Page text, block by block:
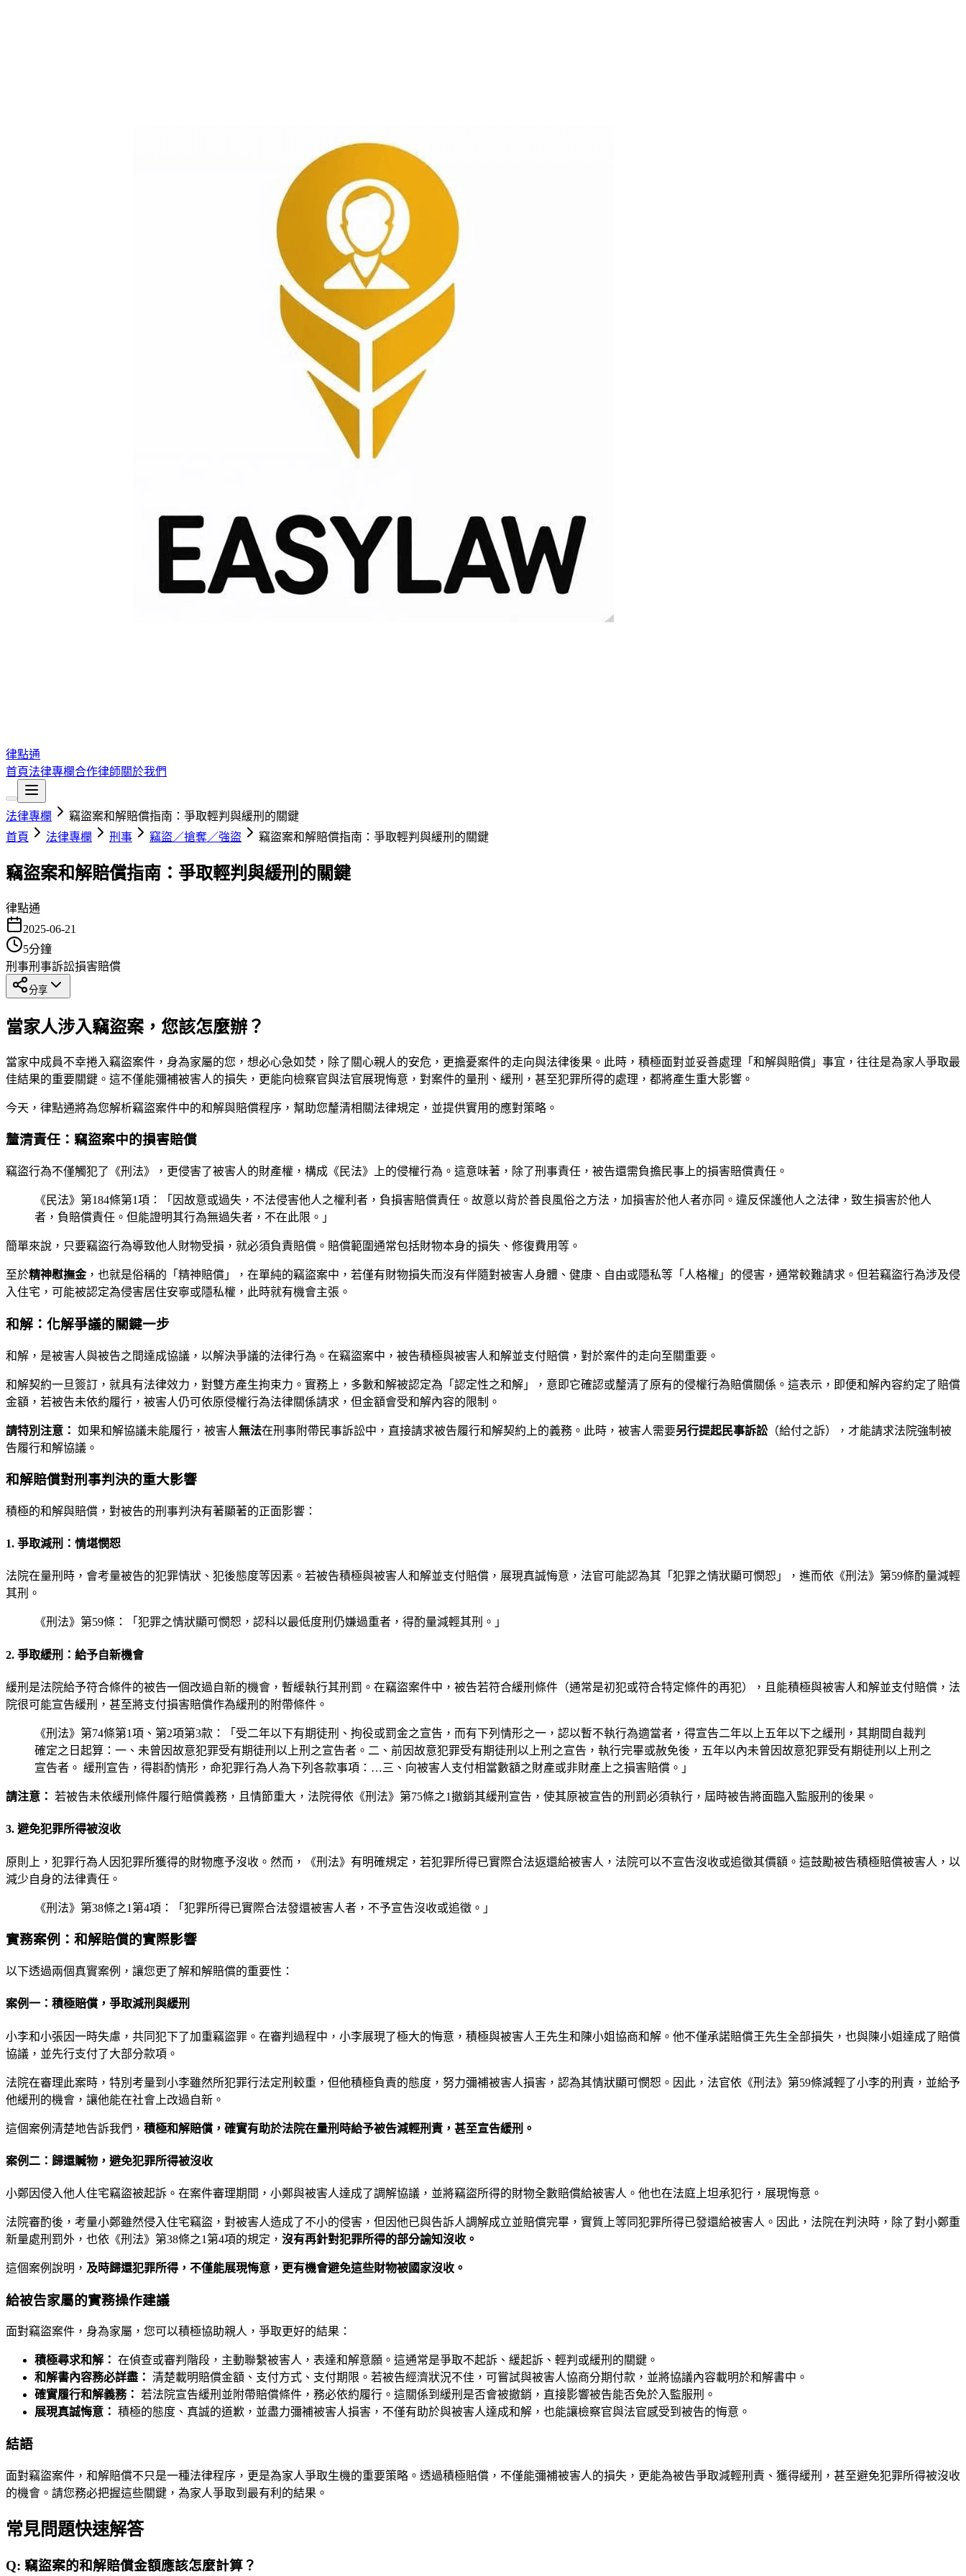
律點通
首頁法律專欄合作律師關於我們
法律專欄
竊盜案和解賠償指南：爭取輕判與緩刑的關鍵
首頁
法律專欄 刑事 竊盜／搶奪／強盜 竊盜案和解賠償指南：爭取輕判與緩刑的關鍵
竊盜案和解賠償指南：爭取輕判與緩刑的關鍵
律點通
2025-06-21
5分鐘
刑事刑事訴訟損害賠償
分享
當家人涉入竊盜案，您該怎麼辦？
當家中成員不幸捲入竊盜案件，身為家屬的您，想必心急如焚，除了關心親人的安危，更擔憂案件的走向與法律後果。此時，積極面對並妥善處理「和解與賠償」事宜，往往是為家人爭取最
佳結果的重要關鍵。這不僅能彌補被害人的損失，更能向檢察官與法官展現悔意，對案件的量刑、緩刑，甚至犯罪所得的處理，都將產生重大影響。
今天，律點通將為您解析竊盜案件中的和解與賠償程序，幫助您釐清相關法律規定，並提供實用的應對策略。
釐清責任：竊盜案中的損害賠償
竊盜行為不僅觸犯了《刑法》，更侵害了被害人的財產權，構成《民法》上的侵權行為。這意味著，除了刑事責任，被告還需負擔民事上的損害賠償責任。
《民法》第184條第1項：「因故意或過失，不法侵害他人之權利者，負損害賠償責任。故意以背於善良風俗之方法，加損害於他人者亦同。違反保護他人之法律，致生損害於他人
者，負賠償責任。但能證明其行為無過失者，不在此限。」
簡單來說，只要竊盜行為導致他人財物受損，就必須負責賠償。賠償範圍通常包括財物本身的損失、修復費用等。
至於精神慰撫金，也就是俗稱的「精神賠償」，在單純的竊盜案中，若僅有財物損失而沒有伴隨對被害人身體、健康、自由或隱私等「人格權」的侵害，通常較難請求。但若竊盜行為涉及侵
入住宅，可能被認定為侵害居住安寧或隱私權，此時就有機會主張。
和解：化解爭議的關鍵一步
和解，是被害人與被告之間達成協議，以解決爭議的法律行為。在竊盜案中，被告積極與被害人和解並支付賠償，對於案件的走向至關重要。
和解契約一旦簽訂，就具有法律效力，對雙方產生拘束力。實務上，多數和解被認定為「認定性之和解」，意即它確認或釐清了原有的侵權行為賠償關係。這表示，即便和解內容約定了賠償
金額，若被告未依約履行，被害人仍可依原侵權行為法律關係請求，但金額會受和解內容的限制。
請特別注意： 如果和解協議未能履行，被害人無法在刑事附帶民事訴訟中，直接請求被告履行和解契約上的義務。此時，被害人需要另行提起民事訴訟（給付之訴），才能請求法院強制被
告履行和解協議。
和解賠償對刑事判決的重大影響
積極的和解與賠償，對被告的刑事判決有著顯著的正面影響：
1. 爭取減刑：情堪憫恕
法院在量刑時，會考量被告的犯罪情狀、犯後態度等因素。若被告積極與被害人和解並支付賠償，展現真誠悔意，法官可能認為其「犯罪之情狀顯可憫恕」，進而依《刑法》第59條酌量減輕
其刑。
《刑法》第59條：「犯罪之情狀顯可憫恕，認科以最低度刑仍嫌過重者，得酌量減輕其刑。」
2. 爭取緩刑：給予自新機會
緩刑是法院給予符合條件的被告一個改過自新的機會，暫緩執行其刑罰。在竊盜案件中，被告若符合緩刑條件（通常是初犯或符合特定條件的再犯），且能積極與被害人和解並支付賠償，法
院很可能宣告緩刑，甚至將支付損害賠償作為緩刑的附帶條件。
《刑法》第74條第1項、第2項第3款：「受二年以下有期徒刑、拘役或罰金之宣告，而有下列情形之一，認以暫不執行為適當者，得宣告二年以上五年以下之緩刑，其期間自裁判
確定之日起算：一、未曾因故意犯罪受有期徒刑以上刑之宣告者。二、前因故意犯罪受有期徒刑以上刑之宣告，執行完畢或赦免後，五年以內未曾因故意犯罪受有期徒刑以上刑之
宣告者。 緩刑宣告，得斟酌情形，命犯罪行為人為下列各款事項：…三、向被害人支付相當數額之財產或非財產上之損害賠償。」
請注意： 若被告未依緩刑條件履行賠償義務，且情節重大，法院得依《刑法》第75條之1撤銷其緩刑宣告，使其原被宣告的刑罰必須執行，屆時被告將面臨入監服刑的後果。
3. 避免犯罪所得被沒收
原則上，犯罪行為人因犯罪所獲得的財物應予沒收。然而，《刑法》有明確規定，若犯罪所得已實際合法返還給被害人，法院可以不宣告沒收或追徵其價額。這鼓勵被告積極賠償被害人，以
減少自身的法律責任。
《刑法》第38條之1第4項：「犯罪所得已實際合法發還被害人者，不予宣告沒收或追徵。」
實務案例：和解賠償的實際影響
以下透過兩個真實案例，讓您更了解和解賠償的重要性：
案例一：積極賠償，爭取減刑與緩刑
小李和小張因一時失慮，共同犯下了加重竊盜罪。在審判過程中，小李展現了極大的悔意，積極與被害人王先生和陳小姐協商和解。他不僅承諾賠償王先生全部損失，也與陳小姐達成了賠償
協議，並先行支付了大部分款項。
法院在審理此案時，特別考量到小李雖然所犯罪行法定刑較重，但他積極負責的態度，努力彌補被害人損害，認為其情狀顯可憫恕。因此，法官依《刑法》第59條減輕了小李的刑責，並給予
他緩刑的機會，讓他能在社會上改過自新。
這個案例清楚地告訴我們， 積極和解賠償，確實有助於法院在量刑時給予被告減輕刑責，甚至宣告緩刑。
案例二：歸還贓物，避免犯罪所得被沒收
小鄭因侵入他人住宅竊盜被起訴。在案件審理期間，小鄭與被害人達成了調解協議，並將竊盜所得的財物全數賠償給被害人。他也在法庭上坦承犯行，展現悔意。
法院審酌後，考量小鄭雖然侵入住宅竊盜，對被害人造成了不小的侵害，但因他已與告訴人調解成立並賠償完畢，實質上等同犯罪所得已發還給被害人。因此，法院在判決時，除了對小鄭重
新量處刑罰外，也依《刑法》第38條之1第4項的規定， 沒有再針對犯罪所得的部分諭知沒收。
這個案例說明， 及時歸還犯罪所得，不僅能展現悔意，更有機會避免這些財物被國家沒收。
給被告家屬的實務操作建議
面對竊盜案件，身為家屬，您可以積極協助親人，爭取更好的結果：
積極尋求和解： 在偵查或審判階段，主動聯繫被害人，表達和解意願。這通常是爭取不起訴、緩起訴、輕判或緩刑的關鍵。
和解書內容務必詳盡： 清楚載明賠償金額、支付方式、支付期限。若被告經濟狀況不佳，可嘗試與被害人協商分期付款，並將協議內容載明於和解書中。
確實履行和解義務： 若法院宣告緩刑並附帶賠償條件，務必依約履行。這關係到緩刑是否會被撤銷，直接影響被告能否免於入監服刑。
展現真誠悔意： 積極的態度、真誠的道歉，並盡力彌補被害人損害，不僅有助於與被害人達成和解，也能讓檢察官與法官感受到被告的悔意。
結語
面對竊盜案件，和解賠償不只是一種法律程序，更是為家人爭取生機的重要策略。透過積極賠償，不僅能彌補被害人的損失，更能為被告爭取減輕刑責、獲得緩刑，甚至避免犯罪所得被沒收
的機會。請您務必把握這些關鍵，為家人爭取到最有利的結果。
常見問題快速解答
Q: 竊盜案的和解賠償金額應該怎麼計算？